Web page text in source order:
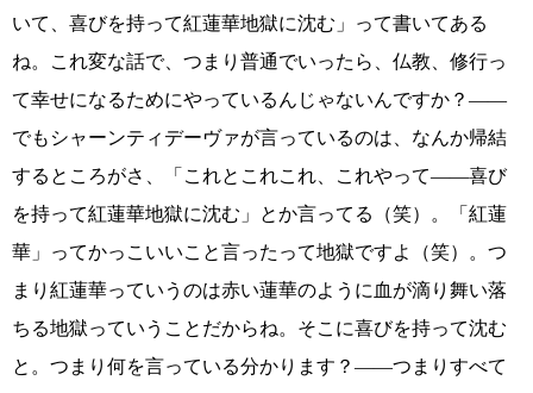
いて、喜びを持って紅蓮華地獄に沈む」って書いてある
ね。これ変な話で、つまり普通でいったら、仏教、修行っ
て幸せになるためにやっているんじゃないんですか？――
でもシャーンティデーヴァが言っているのは、なんか帰結
するところがさ、「これとこれこれ、これやって――喜び
を持って紅蓮華地獄に沈む」とか言ってる（笑）。「紅蓮
華」ってかっこいいこと言ったって地獄ですよ（笑）。つ
まり紅蓮華っていうのは赤い蓮華のように血が滴り舞い落
ちる地獄っていうことだからね。そこに喜びを持って沈む
と。つまり何を言っている分かります？――つまりすべて